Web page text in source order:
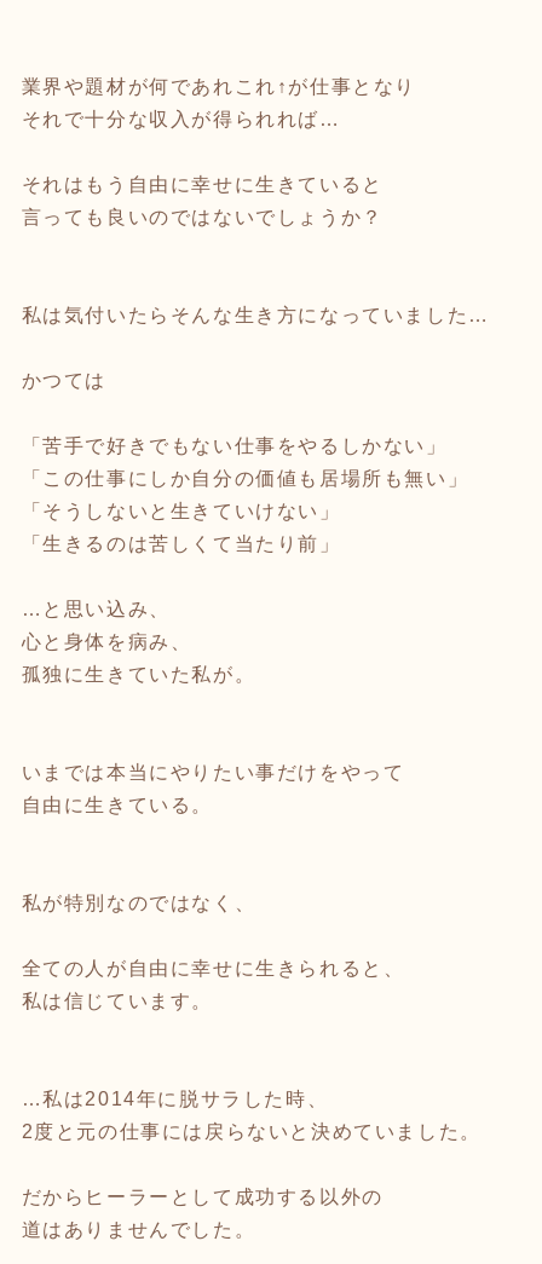
業界や題材が何であれこれ↑が仕事となり
それで十分な収入が得られれば…
それはもう自由に幸せに生きていると
言っても良いのではないでしょうか？
私は気付いたらそんな生き方になっていました…
かつては
「苦手で好きでもない仕事をやるしかない」
「この仕事にしか自分の価値も居場所も無い」
「そうしないと生きていけない」
「生きるのは苦しくて当たり前」
…と思い込み、
心と身体を病み、
孤独に生きていた私が。
いまでは本当にやりたい事だけをやって
自由に生きている。
私が特別なのではなく、
全ての人が自由に幸せに生きられると、
私は信じています。
…私は2014年に脱サラした時、
2度と元の仕事には戻らないと決めていました。
だからヒーラーとして成功する以外の
道はありませんでした。